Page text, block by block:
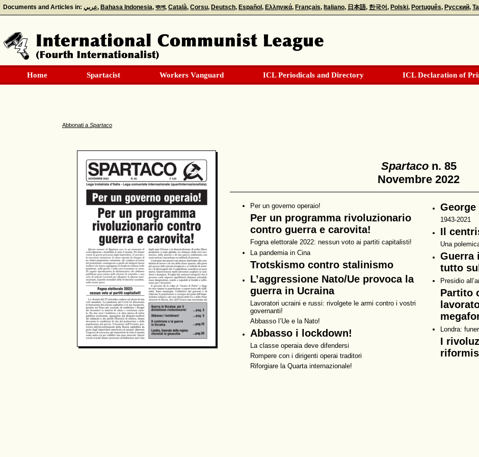
Home Spartacist Workers Vanguard ICL Periodicals and Directory ICL Declaration of
Documents and Articles in عربي Bahasa Indonesia বাংলা Català Corsu Deutsch Español Ελληνικά Français Italiano 日本語 한국어 Polski Português Русский
Abbonati a Spartaco
Spartacon. 85
Novembre 2022
Per un governo operaio!
Per un programma rivoluzionario
contro guerra e carovita!
Fogna elettorale 2022: nessun voto ai partiti capitalisti!
La pandemia in Cina
Trotskismo contro stalinismo
L’aggressione Nato/Ue provoca la
guerra in Ucraina
Lavoratori ucraini e russi: rivolgete le armi contro i vostri
governanti!
Abbasso l’Ue e la Nato!
Abbasso i lockdown!
La classe operaia deve difendersi
Rompere con i dirigenti operai traditori
Riforgiare la Quarta internazionale!
George
1943-2021
Il
Una
Guerra
tutto
Presidio
Partito
Londra:
I